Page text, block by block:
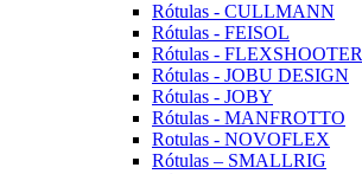
Rótulas - CULLMANN
Rótulas - FEISOL
Rótulas - FLEXSHOOTER
Rótulas - JOBU DESIGN
Rótulas - JOBY
Rótulas - MANFROTTO
Rotulas - NOVOFLEX
Rótulas – SMALLRIG